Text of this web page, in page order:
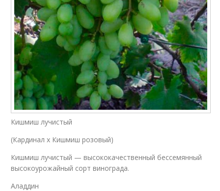
Кишмиш лучистый
(Кардинал x Кишмиш розовый)
Кишмиш лучистый — высококачественный бессемянный
высокоурожайный сорт винограда.
Аладдин